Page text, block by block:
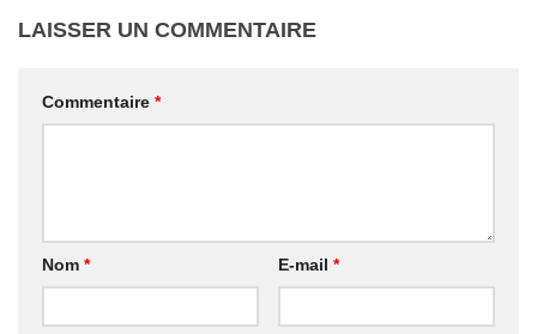
LAISSER UN COMMENTAIRE
Commentaire *
Nom * E-mail *